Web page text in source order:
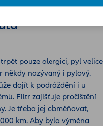
pouze alergici, pyl velice
někdy nazývaný i pylový.
dojít k podráždění i u
Filtr zajišťuje pročištění
Je třeba jej obměňovat,
km. Aby byla výměna